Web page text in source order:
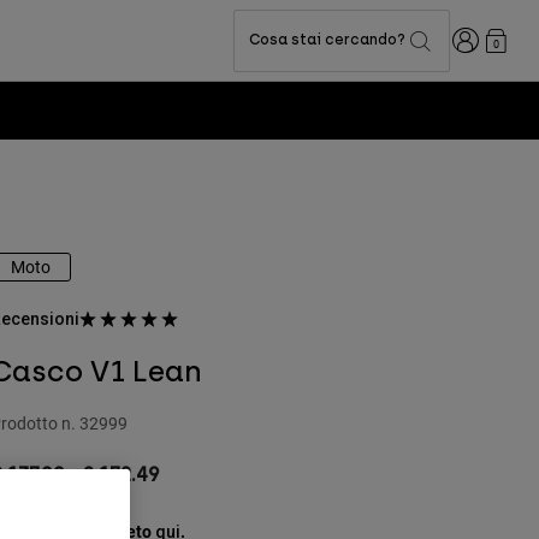
Cosa stai cercando? Accedi0
Moto
V1 Lean
n. 32999
137.99-€ 172.49
Scopri il kit completo qui.